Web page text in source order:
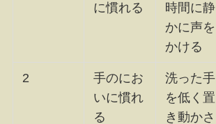
に慣れる
時間に静
かに声を
かける
2
手のにお
いに慣れ
る
洗った手
を低く置
き動かさ